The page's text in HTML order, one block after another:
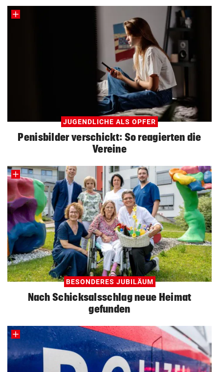
JUGENDLICHE ALS OPFER
Penisbilder verschickt: So reagierten die
Vereine
BESONDERES JUBILÄUM
Nach Schicksalsschlag neue Heimat
gefunden